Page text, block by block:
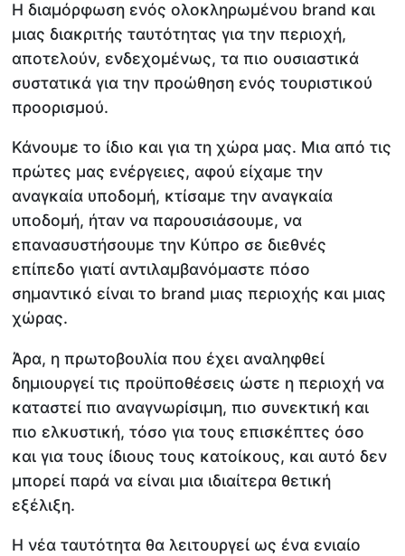
Η διαμόρφωση ενός ολοκληρωμένου brand και
μιας διακριτής ταυτότητας για την περιοχή,
αποτελούν, ενδεχομένως, τα πιο ουσιαστικά
συστατικά για την προώθηση ενός τουριστικού
προορισμού.
Κάνουμε το ίδιο και για τη χώρα μας. Μια από τις
πρώτες μας ενέργειες, αφού είχαμε την
αναγκαία υποδομή, κτίσαμε την αναγκαία
υποδομή, ήταν να παρουσιάσουμε, να
επανασυστήσουμε την Κύπρο σε διεθνές
επίπεδο γιατί αντιλαμβανόμαστε πόσο
σημαντικό είναι το brand μιας περιοχής και μιας
χώρας.
Άρα, η πρωτοβουλία που έχει αναληφθεί
δημιουργεί τις προϋποθέσεις ώστε η περιοχή να
καταστεί πιο αναγνωρίσιμη, πιο συνεκτική και
πιο ελκυστική, τόσο για τους επισκέπτες όσο
και για τους ίδιους τους κατοίκους, και αυτό δεν
μπορεί παρά να είναι μια ιδιαίτερα θετική
εξέλιξη.
Η νέα ταυτότητα θα λειτουργεί ως ένα ενιαίο